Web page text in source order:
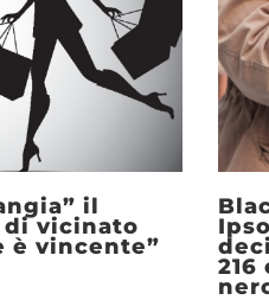
il
di vicinato
è vincente”
216